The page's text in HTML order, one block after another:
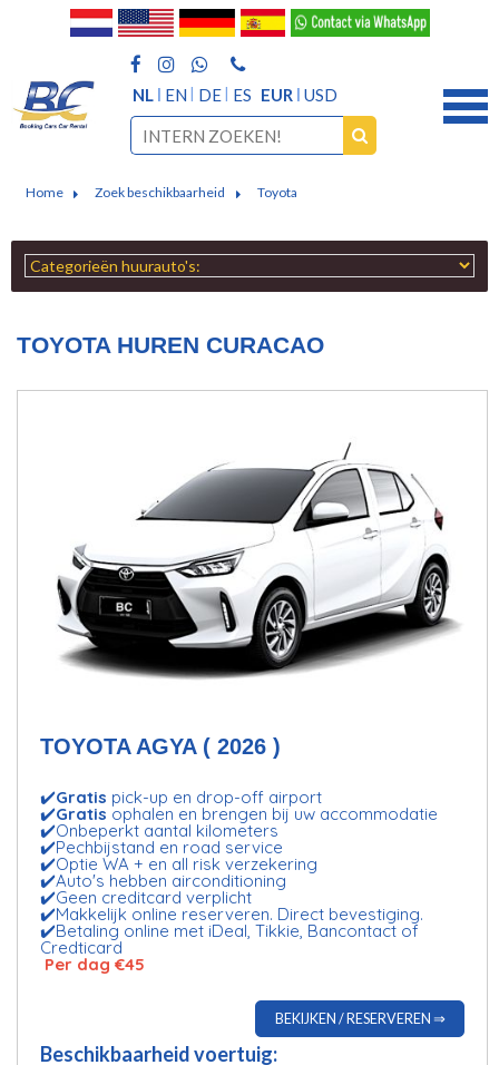
NL EN DE ES EUR USD
Home Zoek beschikbaarheid Toyota
TOYOTA HUREN CURACAO
TOYOTA AGYA ( 2026 )
✔️Gratis pick-up en drop-off airport
✔️Gratis ophalen en brengen bij uw accommodatie
✔️Onbeperkt aantal kilometers
✔️Pechbijstand en road service
✔️Optie WA + en all risk verzekering
✔️Auto's hebben airconditioning
✔️Geen creditcard verplicht
✔️Makkelijk online reserveren. Direct bevestiging.
✔️Betaling online met iDeal, Tikkie, Bancontact of
Credticard
Per dag €45
BEKIJKEN / RESERVEREN ⇒
Beschikbaarheid voertuig: